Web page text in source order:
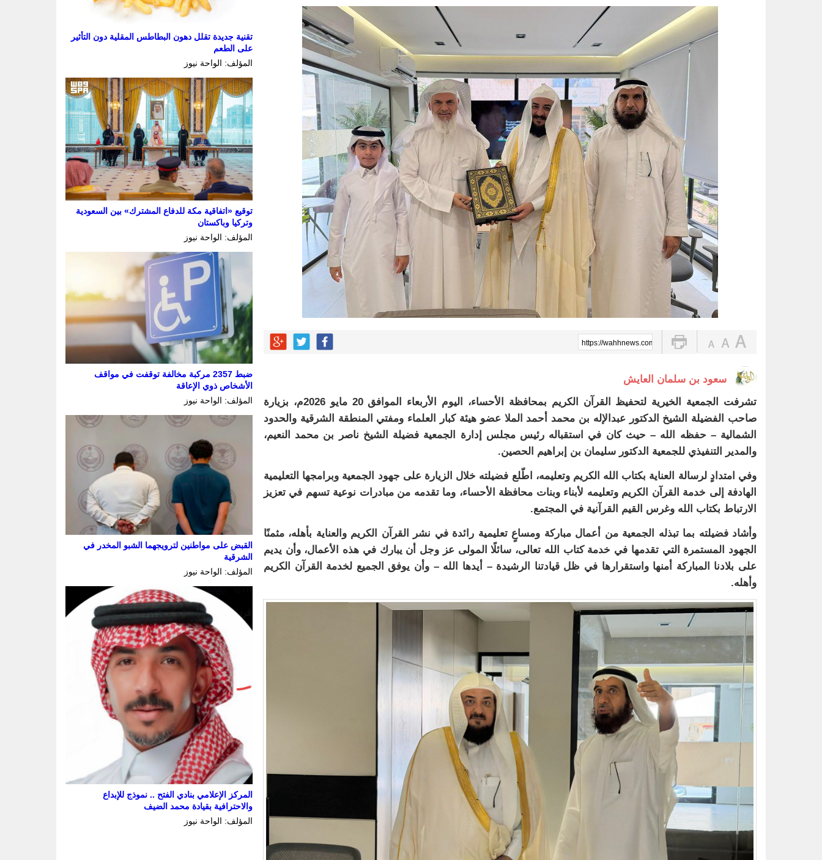
الواحة نيوز صحيفة ترصد نبض الأحساء لحظة بلحظة
قيادة القوات المشتركة للتحالف: إصابة (11) من المدنيين بنجران نتيجة اعتداءات إرهابية حوثية
ثلاثية الذهب في “المهارات الثقافية”.. كيف صنعت أم أحسائية من شغف بناتها قصة نجاح ملهمة؟
حساب المواطن يوضح: العمالة المنزلية ليست من التابعين
عبدالله السلطان: نُعلّم الشباب كيف يحوّلون الفكرة إلى “أثر”
تقنية جديدة تقلل دهون البطاطس المقلية دون التأثير على الطعم
توقيع «اتفاقية مكة للدفاع المشترك» بين السعودية وتركيا وباكستان
https://wahhnews.com/?p=103240
سعود بن سلمان العايش
تشرفت الجمعية الخيرية لتحفيظ القرآن الكريم بمحافظة الأحساء، اليوم الأربعاء الموافق 20 مايو 2026م، بزيارة
صاحب الفضيلة الشيخ الدكتور عبدالإله بن محمد أحمد الملا عضو هيئة كبار العلماء ومفتي المنطقة الشرقية والحدود
الشمالية – حفظه الله – حيث كان في استقباله رئيس مجلس إدارة الجمعية فضيلة الشيخ ناصر بن محمد النعيم،
والمدير التنفيذي للجمعية الدكتور سليمان بن إبراهيم الحصين.
وفي امتدادٍ لرسالة العناية بكتاب الله الكريم وتعليمه، اطّلع فضيلته خلال الزيارة على جهود الجمعية وبرامجها التعليمية
الهادفة إلى خدمة القرآن الكريم وتعليمه لأبناء وبنات محافظة الأحساء، وما تقدمه من مبادرات نوعية تسهم في تعزيز
الارتباط بكتاب الله وغرس القيم القرآنية في المجتمع.
وأشاد فضيلته بما تبذله الجمعية من أعمال مباركة ومساعٍ تعليمية رائدة في نشر القرآن الكريم والعناية بأهله، مثمنًا
الجهود المستمرة التي تقدمها في خدمة كتاب الله تعالى، سائلًا المولى عز وجل أن يبارك في هذه الأعمال، وأن يديم
على بلادنا المباركة أمنها واستقرارها في ظل قيادتنا الرشيدة – أيدها الله – وأن يوفق الجميع لخدمة القرآن الكريم
وأهله.
تقنية جديدة تقلل دهون البطاطس المقلية دون التأثير
على الطعم
المؤلف: الواحة نيوز
توقيع «اتفاقية مكة للدفاع المشترك» بين السعودية
وتركيا وباكستان
المؤلف: الواحة نيوز
ضبط 2357 مركبة مخالفة توقفت في مواقف
الأشخاص ذوي الإعاقة
المؤلف: الواحة نيوز
القبض على مواطنين لترويجهما الشبو المخدر في
الشرقية
المؤلف: الواحة نيوز
المركز الإعلامي بنادي الفتح .. نموذج للإبداع
والاحترافية بقيادة محمد الضيف
المؤلف: الواحة نيوز